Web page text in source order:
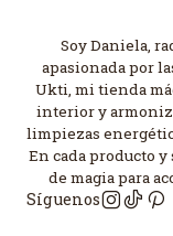
Soy Daniela,
apasionada por
Ukti, mi tienda
interior y
limpiezas
En cada producto
de magia para
Síguenos